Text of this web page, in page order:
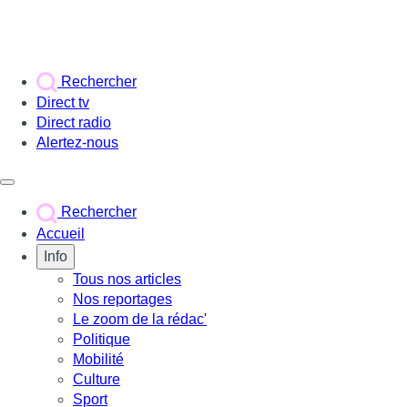
Rechercher
Direct tv
Direct radio
Alertez-nous
Rechercher
Accueil
Info
Tous nos articles
Nos reportages
Le zoom de la rédac'
Politique
Mobilité
Culture
Sport